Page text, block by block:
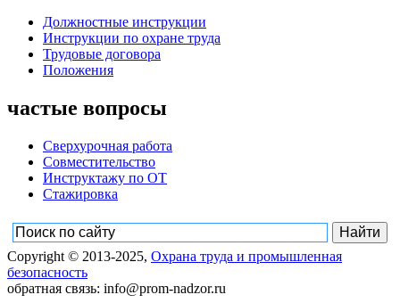
Должностные инструкции
Инструкции по охране труда
Трудовые договора
Положения
частые вопросы
Сверхурочная работа
Совместительство
Инструктажу по ОТ
Стажировка
Copyright © 2013-2025, Охрана труда и промышленная
безопасность
обратная связь: info@prom-nadzor.ru